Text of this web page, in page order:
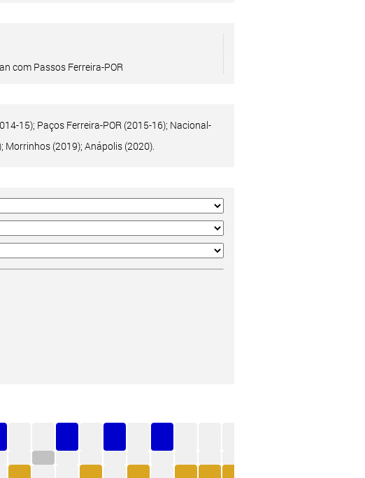
com Passos Ferreira-POR
15); Paços Ferreira-POR (2015-16); Nacional-
Morrinhos (2019); Anápolis (2020).